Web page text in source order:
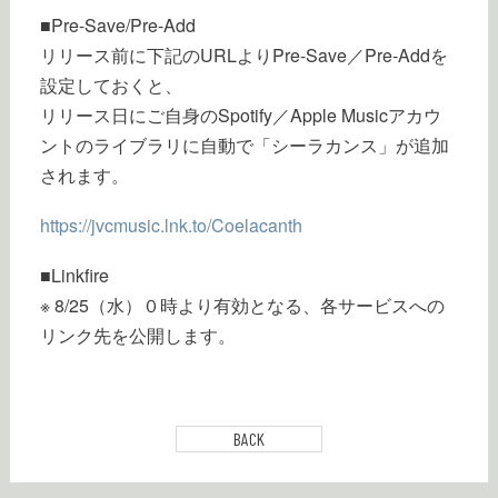
■Pre-Save/Pre-Add
リリース前に下記のURLよりPre-Save／Pre-Addを
設定しておくと、
リリース日にご自身のSpotify／Apple Musicアカウ
ントのライブラリに自動で「シーラカンス」が追加
されます。
https://jvcmusic.lnk.to/Coelacanth
■Linkfire
※ 8/25（水）０時より有効となる、各サービスへの
リンク先を公開します。
BACK